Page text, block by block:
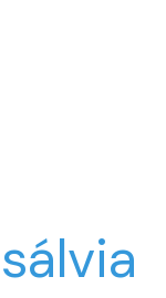
sálvia